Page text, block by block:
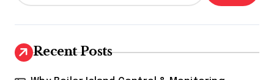
Recent Posts